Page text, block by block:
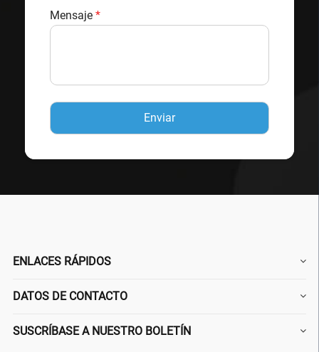
Mensaje *
ENLACES RÁPIDOS
DATOS DE CONTACTO
SUSCRÍBASE A NUESTRO BOLETÍN